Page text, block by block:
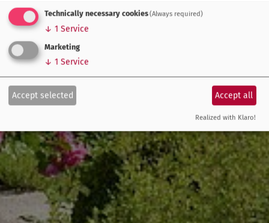
Technically necessary cookies(Always required)
↓ 1 Service
Marketing
↓ 1 Service
Accept selected Accept all
Realized with Klaro!